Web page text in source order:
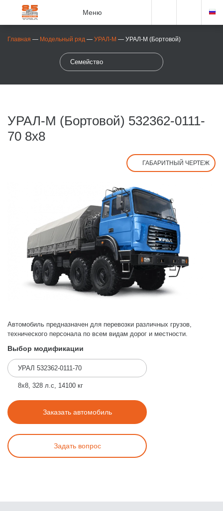
Меню
Главная — Модельный ряд — УРАЛ-М — УРАЛ-М (Бортовой)
Семейство
УРАЛ-М (Бортовой) 532362-0111-
70 8x8
ГАБАРИТНЫЙ ЧЕРТЕЖ
Автомобиль предназначен для перевозки различных грузов,
технического персонала по всем видам дорог и местности.
Выбор модификации
УРАЛ 532362-0111-70
8x8, 328 л.с, 14100 кг
Заказать автомобиль
Задать вопрос